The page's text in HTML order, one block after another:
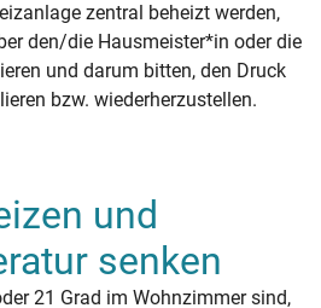
zentral beheizt werden,
den/die Hausmeister*in oder die
und darum bitten, den Druck
bzw. wiederherzustellen.
und
senken
21 Grad im Wohnzimmer sind,